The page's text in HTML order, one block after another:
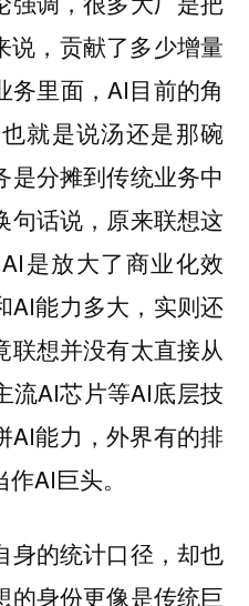
说，贡献了多少增量
务里面，AI目前的角
就是说汤还是那碗
是分摊到传统业务中
句话说，原来联想这
是放大了商业化效
AI能力多大，实则还
联想并没有太直接从
流AI芯片等AI底层技
AI能力，外界有的排
AI巨头。
身的统计口径，却也
的身份更像是传统巨